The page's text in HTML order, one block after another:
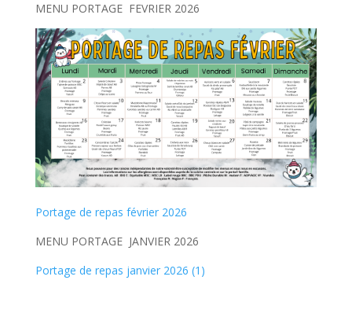
MENU PORTAGE FEVRIER 2026
Portage de repas février 2026
MENU PORTAGE JANVIER 2026
Portage de repas janvier 2026 (1)